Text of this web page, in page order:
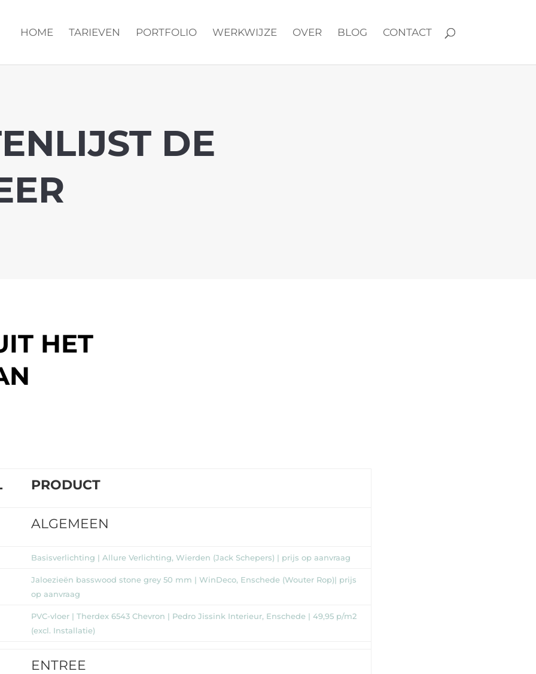
HOME TARIEVEN PORTFOLIO WERKWIJZE OVER BLOG CONTACT
DE
HET
PRODUCT
ALGEMEEN
Basisverlichting | Allure Verlichting, Wierden (Jack Schepers) | prijs op aanvraag
Jaloezieën basswood stone grey 50 mm | WinDeco, Enschede (Wouter Rop)| prijs
op aanvraag
PVC-vloer | Therdex 6543 Chevron | Pedro Jissink Interieur, Enschede | 49,95 p/m2
(excl. Installatie)
ENTREE